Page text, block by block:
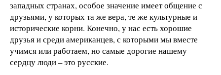
западных странах, особое значение имеет общение с
друзьями, у которых та же вера, те же культурные и
исторические корни. Конечно, у нас есть хорошие
друзья и среди американцев, с которыми мы вместе
учимся или работаем, но самые дорогие нашему
сердцу люди – это русские.